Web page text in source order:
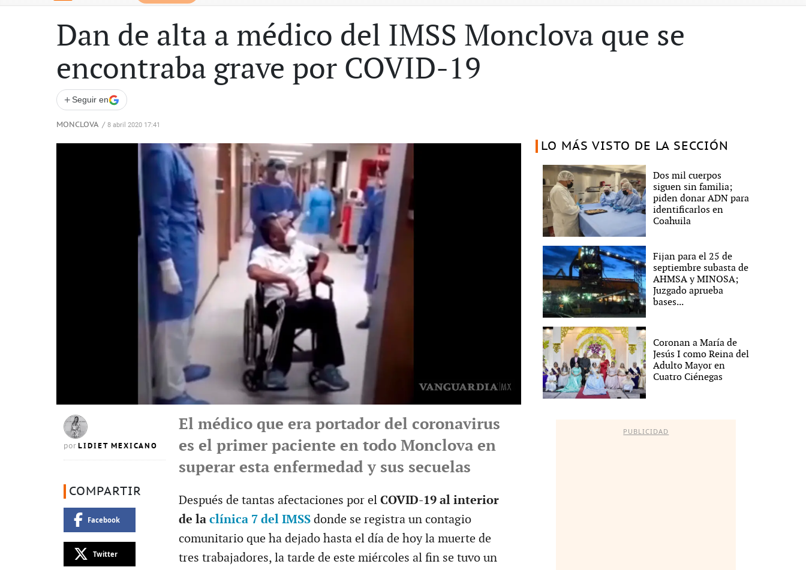
Dan de alta a médico del IMSS Monclova que se
encontraba grave por COVID-19
+ Seguir en
MONCLOVA / 8 abril 2020 17:41
por LIDIET MEXICANO
COMPARTIR
Facebook
Twitter
El médico que era portador del coronavirus
es el primer paciente en todo Monclova en
superar esta enfermedad y sus secuelas
Después de tantas afectaciones por el COVID-19 al interior
de laclínica 7 del IMSS donde se registra un contagio
comunitario que ha dejado hasta el día de hoy la muerte de
tres trabajadores, la tarde de este miércoles al fin se tuvo un
LO MÁS VISTO DE LA SECCIÓN
Dos mil cuerpos
siguen sin familia;
piden donar ADN para
identificarlos en
Coahuila
Fijan para el 25 de
septiembre subasta de
AHMSA y MINOSA;
Juzgado aprueba
bases...
Coronan a María de
Jesús I como Reina del
Adulto Mayor en
Cuatro Ciénegas
PUBLICIDAD